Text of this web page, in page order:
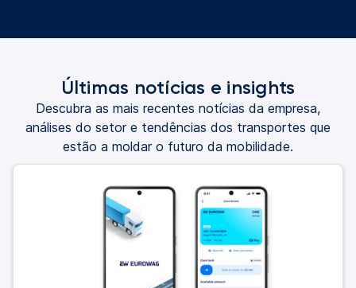
Últimas notícias e insights
Descubra as mais recentes notícias da empresa,
análises do setor e tendências dos transportes que
estão a moldar o futuro da mobilidade.